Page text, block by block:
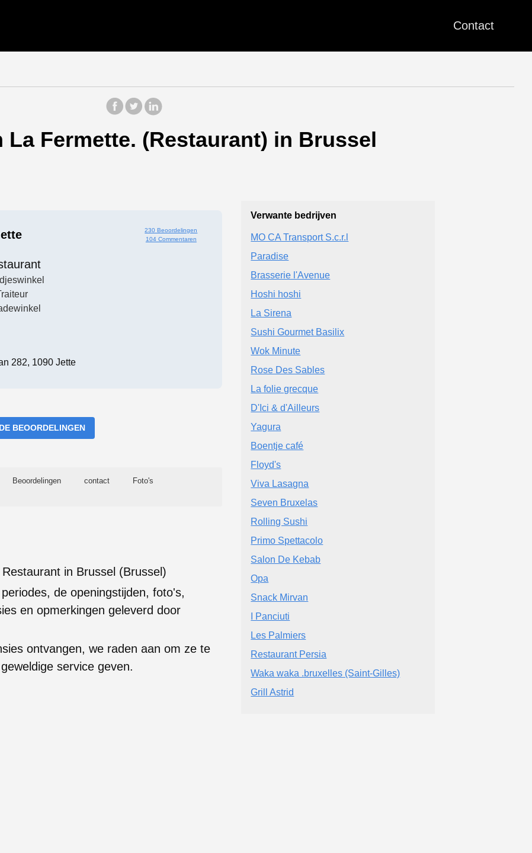
Contact
Fermette. (Restaurant) in Brussel
230 Beoordelingen
104 Commentaren
282, 1090 Jette
BEOORDELINGEN
Beoordelingen contact Foto's
in Brussel (Brussel)
de openingstijden, foto's,
en opmerkingen geleverd door
ontvangen, we raden aan om ze te
service geven.
Verwante bedrijven
MO CA Transport S.c.r.l
Paradise
Brasserie l'Avenue
Hoshi hoshi
La Sirena
Sushi Gourmet Basilix
Wok Minute
Rose Des Sables
La folie grecque
D'Ici & d'Ailleurs
Yagura
Boentje café
Floyd's
Viva Lasagna
Seven Bruxelas
Rolling Sushi
Primo Spettacolo
Salon De Kebab
Opa
Snack Mirvan
I Panciuti
Les Palmiers
Restaurant Persia
Waka waka .bruxelles (Saint-Gilles)
Grill Astrid